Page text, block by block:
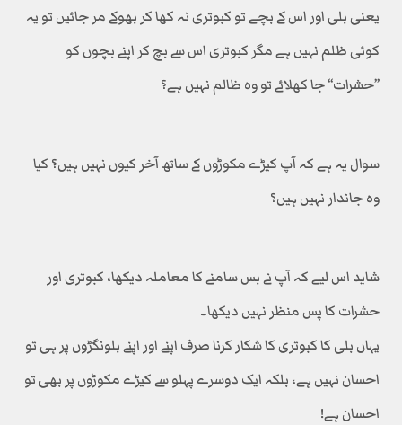
یعنی بلی اور اس کے بچے تو کبوتری نہ کھا کر بھوکے مر جائیں تو یہ
کوئی ظلم نہیں ہے مگر کبوتری اس سے بچ کر اپنے بچوں کو
’’حشرات‘‘ جا کھلائے تو وہ ظالم نہیں ہے؟
سوال یہ ہے کہ آپ کیڑے مکوڑوں کے ساتھ آخر کیوں نہیں ہیں؟ کیا
وہ جاندار نہیں ہیں؟
شاید اس لیے کہ آپ نے بس سامنے کا معاملہ دیکھا، کبوتری اور
حشرات کا پس منظر نہیں دیکھا۔
یہاں بلی کا کبوتری کا شکار کرنا صرف اپنے اور اپنے بلونگڑوں پر ہی تو
احسان نہیں ہے، بلکہ ایک دوسرے پہلو سے کیڑے مکوڑوں پر بھی تو
احسان ہے!